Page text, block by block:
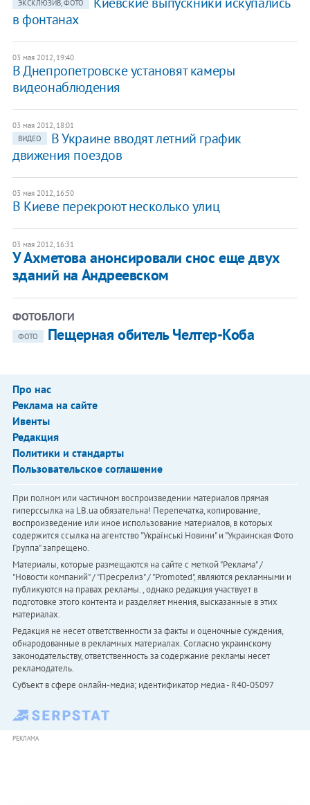
ЭКСКЛЮЗИВ, ФОТО
в фонтанах
03 мая 2012, 19:40
В Днепропетровске установят камеры
видеонаблюдения
03 мая 2012, 18:01
ВИДЕО
В Украине вводят летний график
движения поездов
03 мая 2012, 16:50
В Киеве перекроют несколько улиц
03 мая 2012, 16:31
У Ахметова анонсировали снос еще двух
зданий на Андреевском
ФОТОБЛОГИ
ФОТО Пещерная обитель Челтер-Коба
Про нас
Реклама на сайте
Ивенты
Редакция
Политики и стандарты
Пользовательское соглашение
При полном или частичном воспроизведении материалов прямая
гиперссылка на LB.ua обязательна! Перепечатка, копирование,
воспроизведение или иное использование материалов, в которых
содержится ссылка на агентство "Українськi Новини" и "Украинская Фото
Группа" запрещено.
Материалы, которые размещаются на сайте с меткой "Реклама" /
"Новости компаний" / "Пресрелиз" / "Promoted", являются рекламными и
публикуются на правах рекламы. , однако редакция участвует в
подготовке этого контента и разделяет мнения, высказанные в этих
материалах.
Редакция не несет ответственности за факты и оценочные суждения,
обнародованные в рекламных материалах. Согласно украинскому
законодательству, ответственность за содержание рекламы несет
рекламодатель.
Субъект в сфере онлайн-медиа; идентификатор медиа - R40-05097
РЕКЛАМА